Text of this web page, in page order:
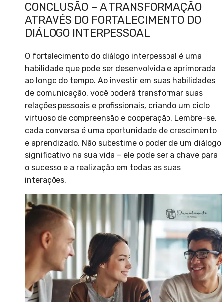
CONCLUSÃO – A TRANSFORMAÇÃO
ATRAVÉS DO FORTALECIMENTO DO
DIÁLOGO INTERPESSOAL
O fortalecimento do diálogo interpessoal é uma
habilidade que pode ser desenvolvida e aprimorada
ao longo do tempo. Ao investir em suas habilidades
de comunicação, você poderá transformar suas
relações pessoais e profissionais, criando um ciclo
virtuoso de compreensão e cooperação. Lembre-se,
cada conversa é uma oportunidade de crescimento
e aprendizado. Não subestime o poder de um diálogo
significativo na sua vida – ele pode ser a chave para
o sucesso e a realização em todas as suas
interações.